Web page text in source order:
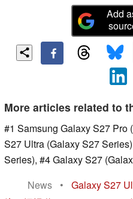
Add
More articles related to
#1 Samsung Galaxy S27 Pro
S27 Ultra (Galaxy S27
Series), #4 Galaxy S27
News
•
Galaxy S27